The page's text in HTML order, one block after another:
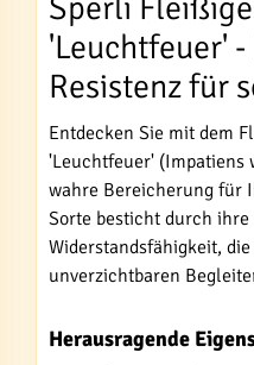
Sperli
'Leuchtfeuer'
Resistenz für
Entdecken Sie mit dem
'Leuchtfeuer' (Impatiens
wahre Bereicherung für
Sorte besticht durch
Widerstandsfähigkeit,
unverzichtbaren
Herausragende